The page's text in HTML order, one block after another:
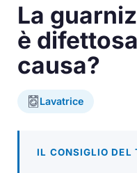
La
è
causa?
Lavatrice
IL CONSIGLIO DEL